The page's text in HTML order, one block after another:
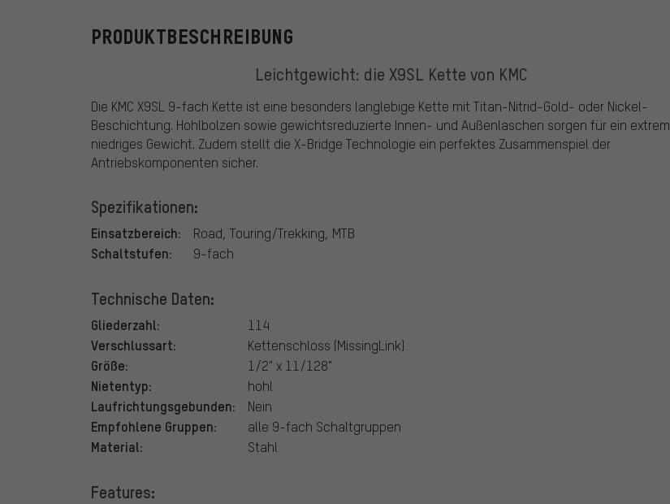
PRODUKTBESCHREIBUNG
Leichtgewicht: die X9SL Kette von KMC
Die KMC X9SL 9-fach Kette ist eine besonders langlebige Kette mit Titan-Nitrid-Gold- oder Nickel-
Beschichtung. Hohlbolzen sowie gewichtsreduzierte Innen- und Außenlaschen sorgen für ein extrem
niedriges Gewicht. Zudem stellt die X-Bridge Technologie ein perfektes Zusammenspiel der
Antriebskomponenten sicher.
Spezifikationen:
Einsatzbereich: Road, Touring/Trekking, MTB
Schaltstufen: 9-fach
Technische Daten:
Gliederzahl: 114
Verschlussart: Kettenschloss (MissingLink)
Größe: 1/2" x 11/128"
Nietentyp: hohl
Laufrichtungsgebunden: Nein
Empfohlene Gruppen: alle 9-fach Schaltgruppen
Material: Stahl
Features: